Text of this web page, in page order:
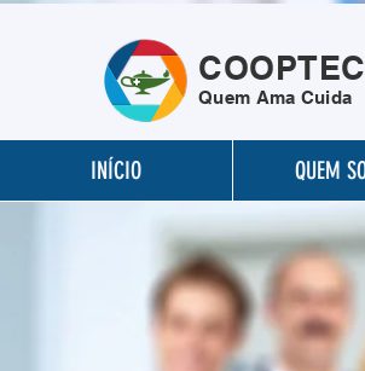
COOPTEC
Quem Ama Cuida
INÍCIO QUEM